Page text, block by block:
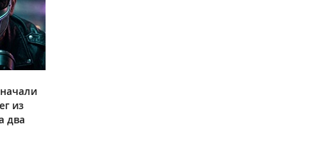
из
два